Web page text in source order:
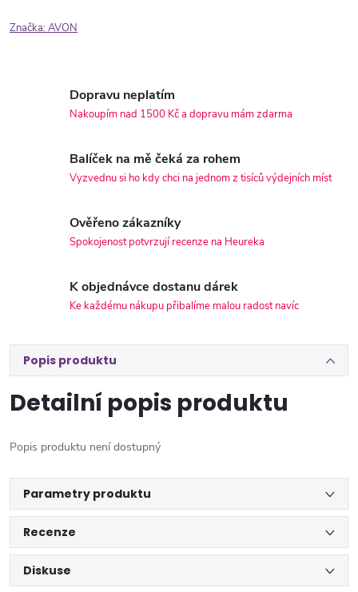
Značka:AVON
Dopravu neplatím
Nakoupím nad 1500 Kč a dopravu mám zdarma
Balíček na mě čeká za rohem
Vyzvednu si ho kdy chci na jednom z tisíců výdejních míst
Ověřeno zákazníky
Spokojenost potvrzují recenze na Heureka
K objednávce dostanu dárek
Ke každému nákupu přibalíme malou radost navíc
Popis produktu
Detailní popis produktu
Popis produktu není dostupný
Parametry produktu
Recenze
Diskuse